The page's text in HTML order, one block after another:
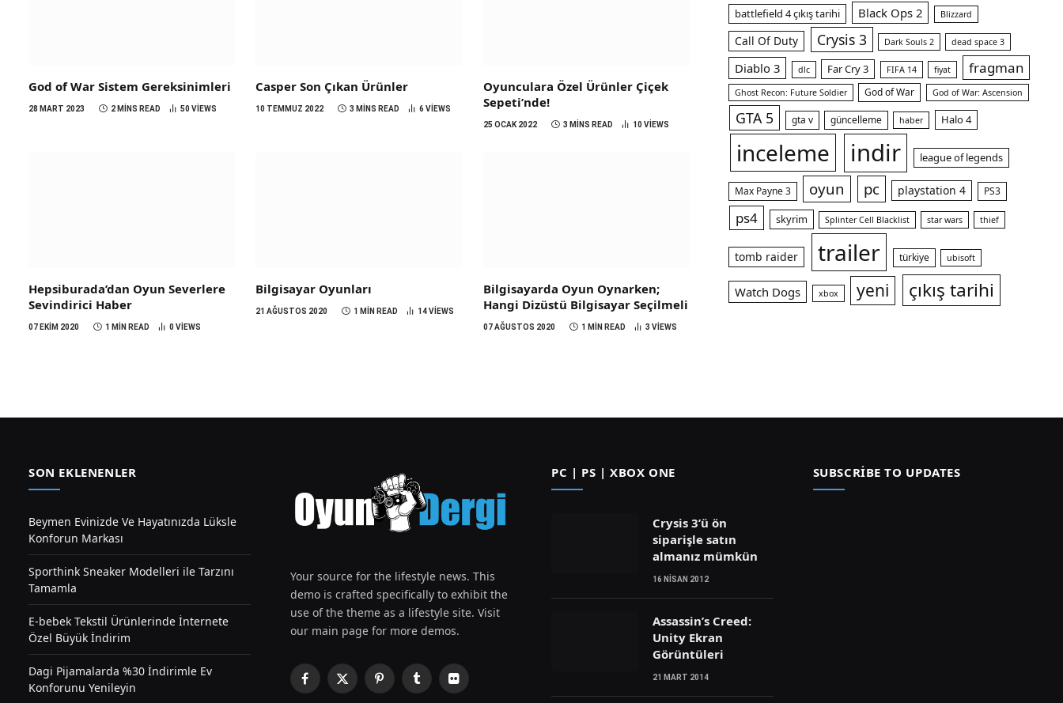
God of War Sistem Gereksinimleri
28 MART 2023 2 MINS READ 50 VIEWS
Casper Son Çıkan Ürünler
10 TEMMUZ 2022 3 MINS READ 6VIEWS
Oyunculara Özel Ürünler Çiçek
Sepeti’nde!
25 OCAK 2022 3 MINS READ 10 VIEWS
Hepsiburada’dan Oyun Severlere
Sevindirici Haber
07 EKIM 2020 1 MIN READ 0 VIEWS
Bilgisayar Oyunları
21 AĞUSTOS 2020 1 MIN READ 14VIEWS
Bilgisayarda Oyun Oynarken;
Hangi Dizüstü Bilgisayar Seçilmeli
07 AĞUSTOS 2020 1 MIN READ 3 VIEWS
battlefield 4 çıkış tarihi Black Ops 2 Blizzard
Call Of Duty Crysis 3 Dark Souls 2 dead space 3
Diablo 3 dlc Far Cry 3 FIFA 14 fiyat fragman
Ghost Recon: Future Soldier God of War God of War: Ascension
GTA 5 gta v güncelleme haber Halo 4
inceleme indir league of legends
Max Payne 3 oyun pc playstation 4 PS3
ps4 skyrim Splinter Cell Blacklist star wars thief
tomb raider trailer türkiye ubisoft
Watch Dogs xbox yeni çıkış tarihi
SON EKLENENLER
Beymen Evinizde Ve Hayatınızda Lüksle
Konforun Markası
Sporthink Sneaker Modelleri ile Tarzını
Tamamla
E-bebek Tekstil Ürünlerinde İnternete
Özel Büyük İndirim
Dagi Pijamalarda %30 İndirimle Ev
Konforunu Yenileyin
Your source for the lifestyle news. This
demo is crafted specifically to exhibit the
use of the theme as a lifestyle site. Visit
our main page for more demos.
Facebook
X
PinterestTumblrFlickr
PC | PS | XBOX ONE
Crysis 3’ü ön
siparişle satın
almanız mümkün
16 NISAN 2012
Assassin’s Creed:
Unity Ekran
Görüntüleri
21 MART 2014
SUBSCRIBE TO UPDATES